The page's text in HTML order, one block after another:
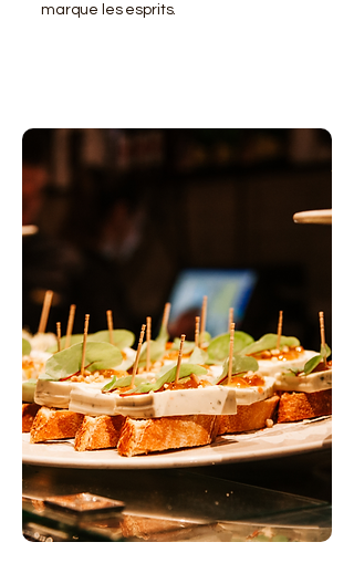
marque les esprits.